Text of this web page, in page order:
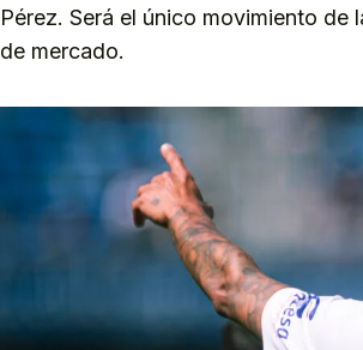
Pérez. Será el único movimiento de
de mercado.